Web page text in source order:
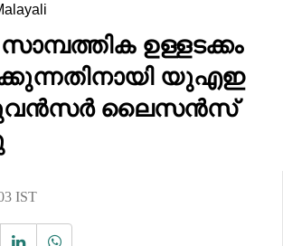
സാമ്പത്തിക ഉള്ളടക്കം
യുഎഇ
ലൈസൻസ്
IST